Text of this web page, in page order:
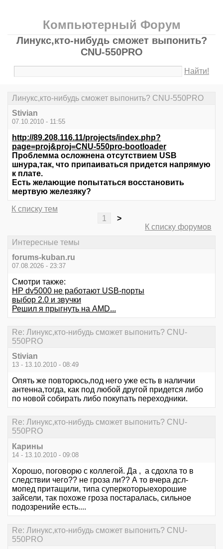
Компьютерный Форум
Линукс,кто-нибудь сможет выпонить?
CNU-550PRO
Найти!
Линукс,кто-нибудь сможет выпонить? CNU-550PRO
Stivian
07.10.2010 - 11:55
http://89.208.116.11/projects/index.php?
page=proj&proj=CNU-550pro-bootloader
Проблемма осложнена отсутствием USB
шнура,так, что припаиваться придется напрямую
к плате.
Есть желающие попытаться восстановить
мертвую железяку?
К списку тем
1
>
К списку форумов
Интересные темы
forums-kuban.ru
07.08.2026 - 23:37
Смотри также:
HP dv5000 не работают USB-порты
выбор 2.0 и звучки
Решил я прыгнуть на AMD...
Re: Линукс,кто-нибудь сможет выпонить? CNU-
550PRO
Stivian
13 - 13.10.2010 - 08:49
Опять же повторюсь,под него уже есть в наличии
антенна,тогда, как под любой другой придется либо
по новой собирать либо покупать переходники.
Re: Линукс,кто-нибудь сможет выпонить? CNU-
550PRO
Карины
14 - 13.10.2010 - 09:08
Хорошо, поговорю с коллегой. Да , а сдохла то в
следствии чего?? не гроза ли?? А то вчера дсл-
мопед притащили, типа суперкоторыехорошие
зайсели, так похоже гроза постаралась, сильное
подозренийе есть....
Re: Линукс,кто-нибудь сможет выпонить? CNU-
550PRO